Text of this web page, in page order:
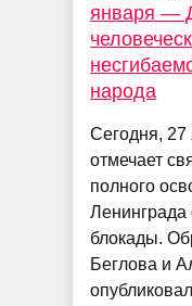
января —
народа
Сегодня, 27
отмечает
полного
Ленинграда
блокады.
Беглова и